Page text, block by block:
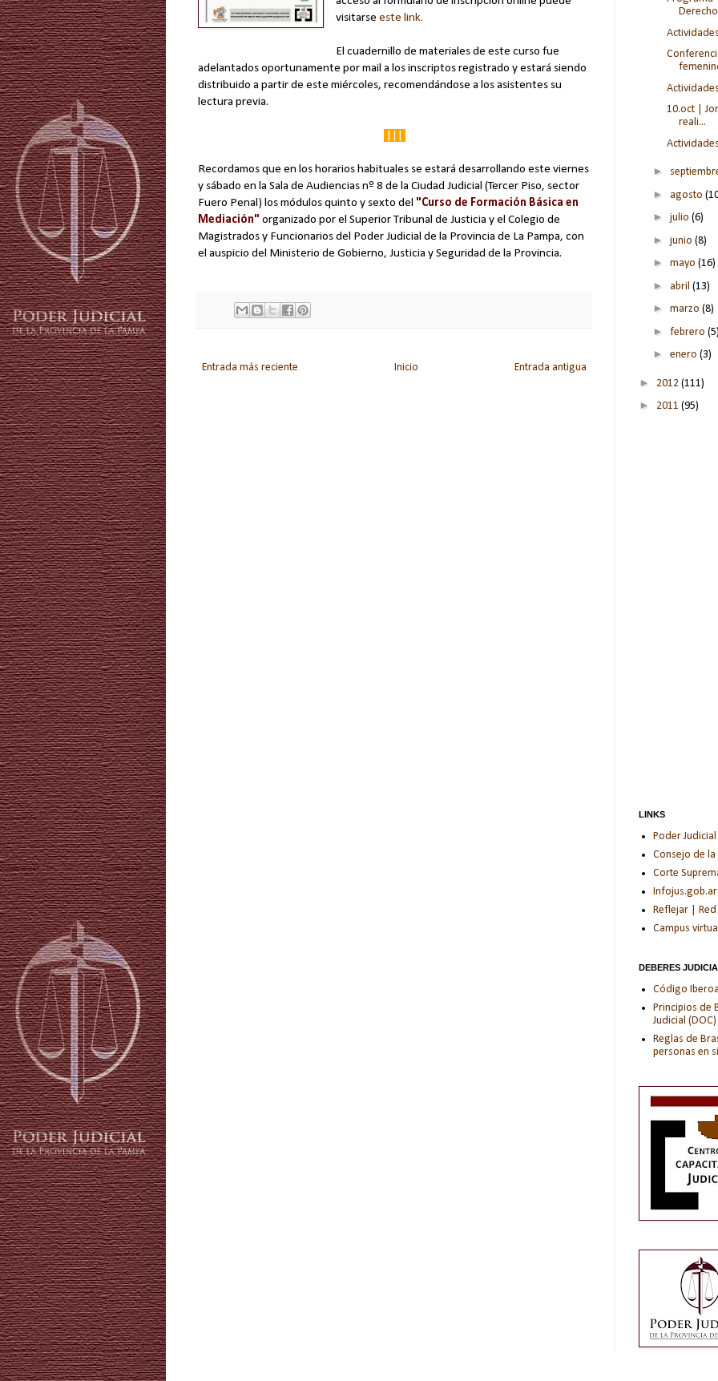
visitarseeste link.
El cuadernillo de materiales de este curso fue
adelantados oportunamente por mail a los inscriptos registrado y estará siendo
distribuido a partir de este miércoles, recomendándose a los asistentes su
lectura previa.
Recordamos que en los horarios habituales se estará desarrollando este viernes
y sábado en la Sala de Audiencias nº 8 de la Ciudad Judicial (Tercer Piso, sector
Fuero Penal) los módulos quinto y sexto del "Curso de Formación Básica en
Mediación" organizado por el Superior Tribunal de Justicia y el Colegio de
Magistrados y Funcionarios del Poder Judicial de la Provincia de La Pampa, con
el auspicio del Ministerio de Gobierno, Justicia y Seguridad de la Provincia.
Entrada más reciente Entrada antigua
Inicio
10.oct |
reali...
►
► agosto
► julio (6)
► junio (8)
► mayo (16)
► abril (13)
► marzo (8)
► febrero
► enero (3)
► 2012 (111)
► 2011 (95)
LINKS
Poder
Consejo de
Corte
Infojus.gob.ar
Reflejar | Red
Campus
DEBERES
Código
Principios de
Judicial (DOC)
Reglas de
personas en